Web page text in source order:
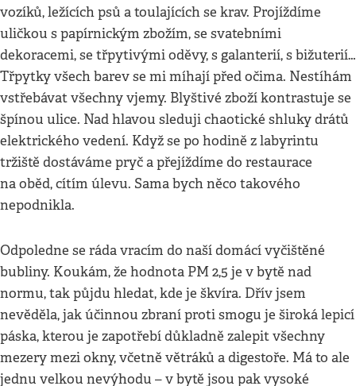
vozíků, ležících psů a toulajících se krav. Projíždíme
uličkou s papírnickým zbožím, se svatebními
dekoracemi, se třpytivými oděvy, s galanterií, s bižuterií…
Třpytky všech barev se mi míhají před očima. Nestíhám
vstřebávat všechny vjemy. Blyštivé zboží kontrastuje se
špínou ulice. Nad hlavou sleduji chaotické shluky drátů
elektrického vedení. Když se po hodině z labyrintu
tržiště dostáváme pryč a přejíždíme do restaurace
na oběd, cítím úlevu. Sama bych něco takového
nepodnikla.
Odpoledne se ráda vracím do naší domácí vyčištěné
bubliny. Koukám, že hodnota PM 2,5 je v bytě nad
normu, tak půjdu hledat, kde je škvíra. Dřív jsem
nevěděla, jak účinnou zbraní proti smogu je široká lepicí
páska, kterou je zapotřebí důkladně zalepit všechny
mezery mezi okny, včetně větráků a digestoře. Má to ale
jednu velkou nevýhodu – v bytě jsou pak vysoké